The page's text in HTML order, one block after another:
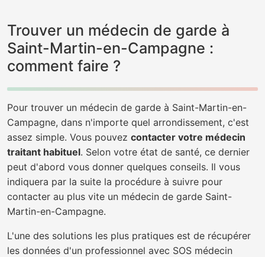
Trouver un médecin de garde à
Saint-Martin-en-Campagne :
comment faire ?
Pour trouver un médecin de garde à Saint-Martin-en-
Campagne, dans n'importe quel arrondissement, c'est
assez simple. Vous pouvez contacter votre médecin
traitant habituel. Selon votre état de santé, ce dernier
peut d'abord vous donner quelques conseils. Il vous
indiquera par la suite la procédure à suivre pour
contacter au plus vite un médecin de garde Saint-
Martin-en-Campagne.
L'une des solutions les plus pratiques est de récupérer
les données d'un professionnel avec SOS médecin